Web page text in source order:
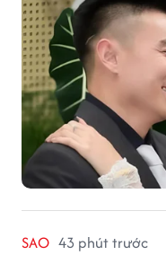
SAO 43 phút trước